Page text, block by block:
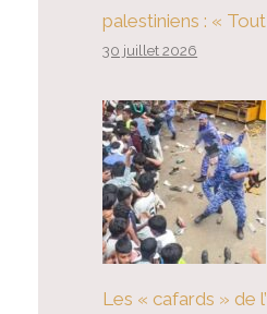
palestiniens : «
30 juillet 2026
Les « cafards » de